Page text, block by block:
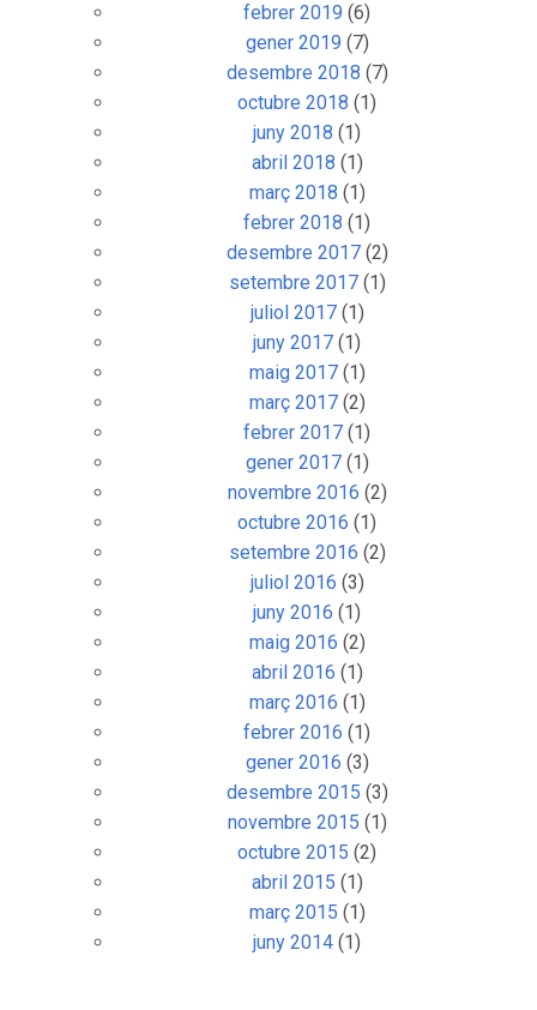
febrer 2019 (6)
gener 2019 (7)
desembre 2018 (7)
octubre 2018 (1)
juny 2018 (1)
abril 2018 (1)
març 2018 (1)
febrer 2018 (1)
desembre 2017(2)
setembre 2017(1)
juliol 2017(1)
juny 2017 (1)
maig 2017(1)
març 2017(2)
febrer 2017 (1)
gener 2017(1)
novembre 2016 (2)
octubre 2016 (1)
setembre 2016 (2)
juliol 2016 (3)
juny 2016 (1)
maig 2016 (2)
abril 2016 (1)
març 2016 (1)
febrer 2016 (1)
gener 2016 (3)
desembre 2015 (3)
novembre 2015 (1)
octubre 2015 (2)
abril 2015 (1)
març 2015 (1)
juny 2014 (1)